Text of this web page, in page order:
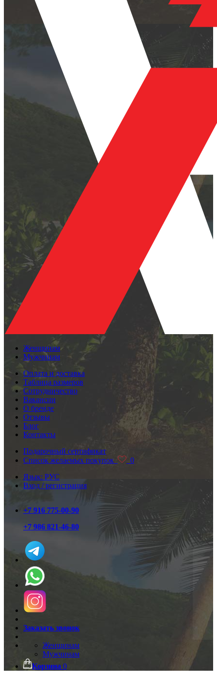
Женщинам
Мужчинам
Оплата и доставка
Таблица размеров
Сотрудничество
Вакансии
О бренде
Отзывы
Блог
Контакты
Подарочный сертификат
Список желаемых покупок
0
Язык: РУС
Вход / регистрация
+7 916 775-00-90
+7 986 821-46-80
Заказать звонок
Женщинам
Мужчинам
Корзина 0